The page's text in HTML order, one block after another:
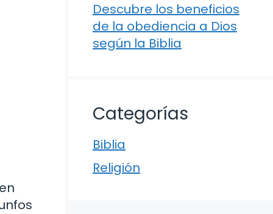
Descubre los beneficios
de la obediencia a Dios
según la Biblia
Categorías
Biblia
Religión